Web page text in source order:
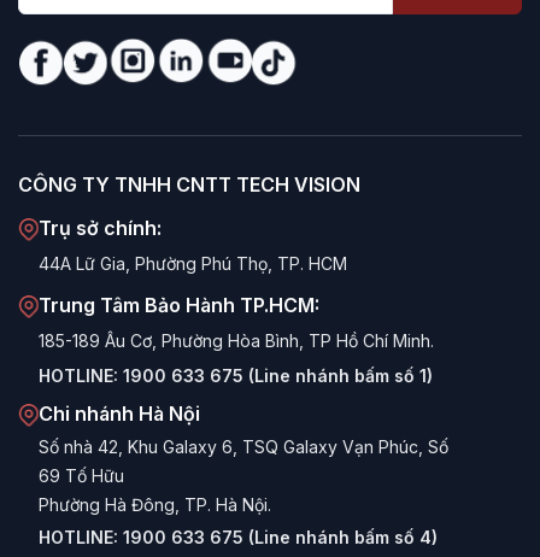
CÔNG TY TNHH CNTT TECH VISION
Trụ sở chính:
44A Lữ Gia, Phường Phú Thọ, TP. HCM
Trung Tâm Bảo Hành TP.HCM:
185-189 Âu Cơ, Phường Hòa Bình, TP Hồ Chí Minh.
HOTLINE: 1900 633 675 (Line nhánh bấm số 1)
Chi nhánh Hà Nội
Số nhà 42, Khu Galaxy 6, TSQ Galaxy Vạn Phúc, Số
69 Tố Hữu
Phường Hà Đông, TP. Hà Nội.
HOTLINE: 1900 633 675 (Line nhánh bấm số 4)